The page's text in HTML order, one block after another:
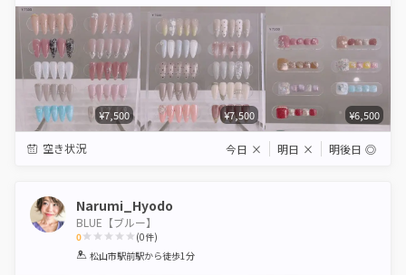
¥7,500 ¥7,500 ¥6,500
空き状況 今日 × 明日 × 明後日 ◎
Narumi_Hyodo
BLUE【ブルー】
0
1 2 3 4 5
(0件)
松山市駅前駅から徒歩1分